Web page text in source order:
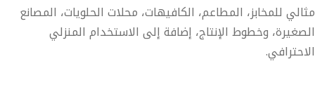
للمخابز، المطاعم، الكافيهات، محلات الحلويات، المصانع
وخطوط الإنتاج، إضافة إلى الاستخدام المنزلي